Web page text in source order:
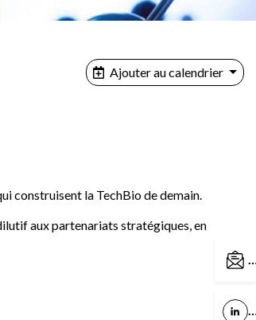
Ajouter au calendrier
construisent la TechBio de demain.
aux partenariats stratégiques, en